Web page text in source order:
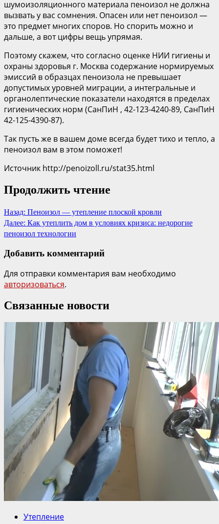
шумоизоляционного материала пеноизол не должна
вызвать у вас сомнения. Опасен или нет пеноизол —
это предмет многих споров. Но спорить можно и
дальше, а вот цифры вещь упрямая.
Поэтому скажем, что согласно оценке НИИ гигиены и
охраны здоровья г. Москва содержание нормируемых
эмиссий в образцах пеноизола не превышает
допустимых уровней миграции, а интегральные и
органолептические показатели находятся в пределах
гигиенических норм (СанПиН , 42-123-4240-89, СанПиН
42-125-4390-87).
Так пусть же в вашем доме всегда будет тихо и тепло, а
пеноизол вам в этом поможет!
Источник http://penoizoll.ru/stat35.html
Продолжить чтение
Назад: Пеноизол — утепление плоской кровли
Далее: Как утеплить дом в условиях кризиса: недорогие
пеноизол технологии
Добавить комментарий
Для отправки комментария вам необходимо
авторизоваться.
Связанные новости
Утепление